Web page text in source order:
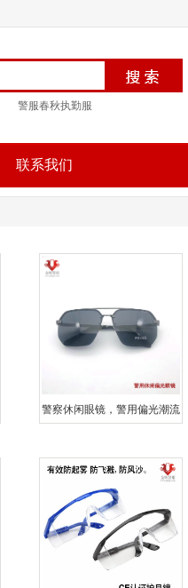
警服春秋执勤服
联系我们
警察休闲眼镜，警用偏光潮流